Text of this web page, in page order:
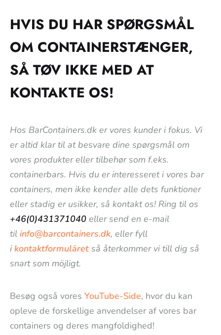
HVIS DU HAR SPØRGSMÅL
OM CONTAINERSTÆNGER,
SÅ TØV IKKE MED AT
KONTAKTE OS!
Hos BarContainers.dk er vores kunder i fokus. Vi
er altid klar til at besvare dine spørgsmål om
vores produkter eller tilbehør som f.eks.
containerbars. Hvis du er interesseret i vores bar
containers, men ikke kender alle dets funktioner
eller stadig er usikker, så kontakt os! Ring til os
+46(0)431371040 eller send en e-mail
til info@barcontainers.dk, eller fyll
i kontaktformuläret så återkommer vi till dig så
snart som möjligt.
Besøg også vores YouTube-Side, hvor du kan
opleve de forskellige anvendelser af vores bar
containers og deres mangfoldighed!